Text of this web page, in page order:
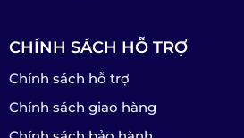
CHÍNH SÁCH HỖ TRỢ
Chính sách hỗ trợ
Chính sách giao hàng